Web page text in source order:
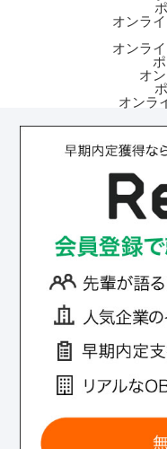
オンラ
オンラ
オ
オンラ